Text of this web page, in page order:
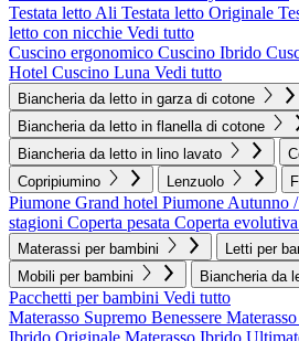
Testata letto Ali Testata letto Originale
letto con nicchie Vedi tutto
Cuscino ergonomico Cuscino Ibrido
Hotel Cuscino Luna Vedi tutto
Biancheria da letto in garza di cotone
Biancheria da letto in flanella di cotone
Biancheria da letto in lino lavato
Copripiumino
Lenzuolo
Piumone Grand hotel Piumone Autunno
stagioni Coperta pesata Coperta
Materassi per bambini
Letti per
Mobili per bambini
Biancheria da
Pacchetti per bambini Vedi tutto
Materasso Supremo Benessere
Ibrido Originale Materasso Ibrido